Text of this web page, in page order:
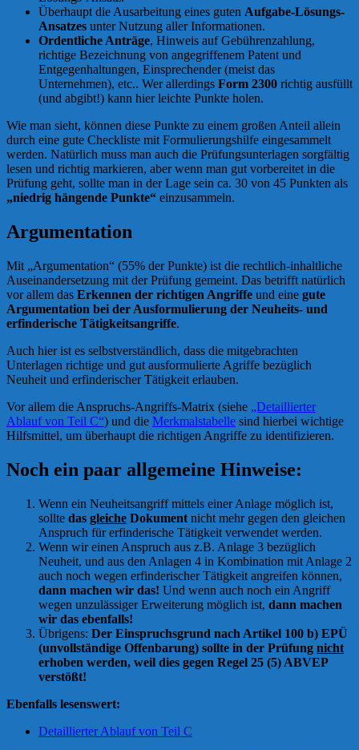
Überhaupt die Ausarbeitung eines guten Aufgabe-Lösungs-
Ansatzes unter Nutzung aller Informationen.
Ordentliche Anträge, Hinweis auf Gebührenzahlung,
richtige Bezeichnung von angegriffenem Patent und
Entgegenhaltungen, Einsprechender (meist das
Unternehmen), etc.. Wer allerdings Form 2300 richtig ausfüllt
(und abgibt!) kann hier leichte Punkte holen.
Wie man sieht, können diese Punkte zu einem großen Anteil allein
durch eine gute Checkliste mit Formulierungshilfe eingesammelt
werden. Natürlich muss man auch die Prüfungsunterlagen sorgfältig
lesen und richtig markieren, aber wenn man gut vorbereitet in die
Prüfung geht, sollte man in der Lage sein ca. 30 von 45 Punkten als
„niedrig hängende Punkte“ einzusammeln.
Argumentation
Mit „Argumentation“ (55% der Punkte) ist die rechtlich-inhaltliche
Auseinandersetzung mit der Prüfung gemeint. Das betrifft natürlich
vor allem das Erkennen der richtigen Angriffe und eine gute
Argumentation bei der Ausformulierung der Neuheits- und
erfinderische Tätigkeitsangriffe.
Auch hier ist es selbstverständlich, dass die mitgebrachten
Unterlagen richtige und gut ausformulierte Agriffe bezüglich
Neuheit und erfinderischer Tätigkeit erlauben.
Vor allem die Anspruchs-Angriffs-Matrix (siehe „Detaillierter
Ablauf von Teil C“) und die Merkmalstabelle sind hierbei wichtige
Hilfsmittel, um überhaupt die richtigen Angriffe zu identifizieren.
Noch ein paar allgemeine Hinweise:
Wenn ein Neuheitsangriff mittels einer Anlage möglich ist,
sollte das gleiche Dokument nicht mehr gegen den gleichen
Anspruch für erfinderische Tätigkeit verwendet werden.
Wenn wir einen Anspruch aus z.B. Anlage 3 bezüglich
Neuheit, und aus den Anlagen 4 in Kombination mit Anlage 2
auch noch wegen erfinderischer Tätigkeit angreifen können,
dann machen wir das! Und wenn auch noch ein Angriff
wegen unzulässiger Erweiterung möglich ist, dann machen
wir das ebenfalls!
Übrigens: Der Einspruchsgrund nach Artikel 100 b) EPÜ
(unvollständige Offenbarung) sollte in der Prüfung nicht
erhoben werden, weil dies gegen Regel 25 (5) ABVEP
verstößt!
Ebenfalls lesenswert:
Detaillierter Ablauf von Teil C